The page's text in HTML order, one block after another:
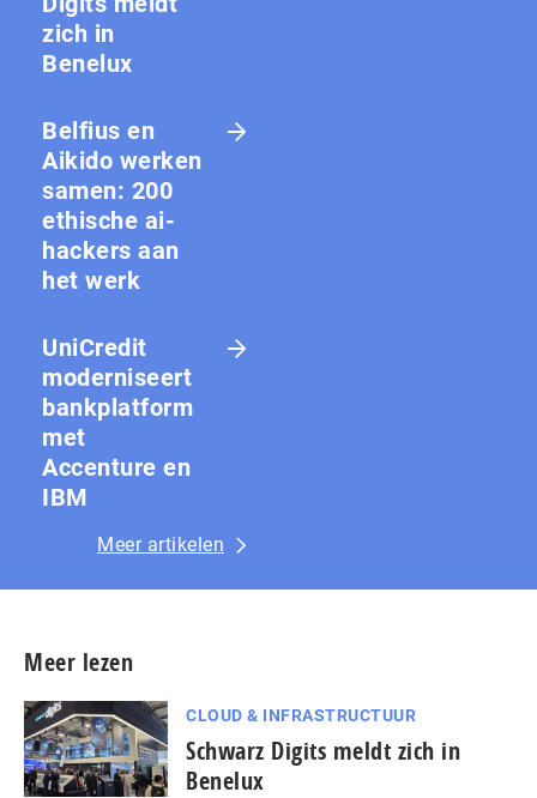
zich in
Benelux
Belfius en
Aikido werken
samen: 200
ethische ai-
hackers aan
het werk
UniCredit
moderniseert
bankplatform
met
Accenture en
IBM
Meer artikelen
Meer lezen
CLOUD & INFRASTRUCTUUR
Schwarz Digits meldt zich in
Benelux